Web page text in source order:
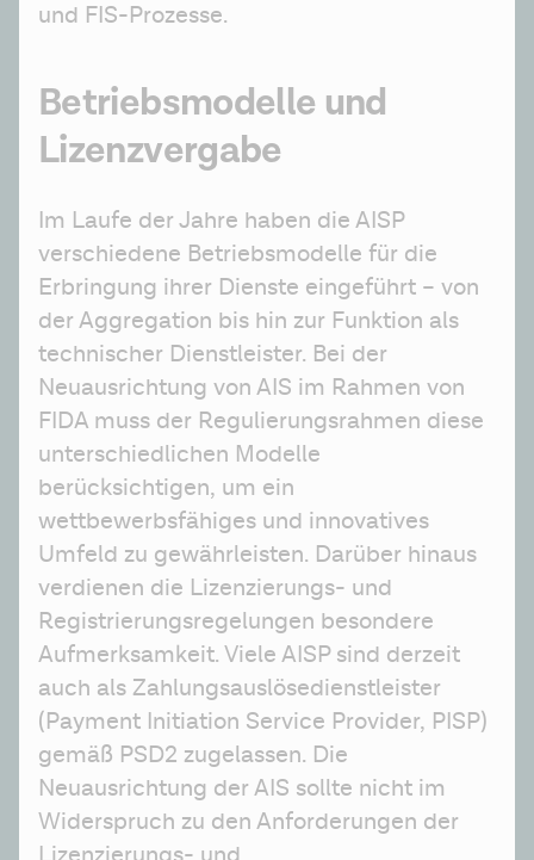
und FIS-Prozesse.
Betriebsmodelle und
Lizenzvergabe
Im Laufe der Jahre haben die AISP
verschiedene Betriebsmodelle für die
Erbringung ihrer Dienste eingeführt – von
der Aggregation bis hin zur Funktion als
technischer Dienstleister. Bei der
Neuausrichtung von AIS im Rahmen von
FIDA muss der Regulierungsrahmen diese
unterschiedlichen Modelle
berücksichtigen, um ein
wettbewerbsfähiges und innovatives
Umfeld zu gewährleisten. Darüber hinaus
verdienen die Lizenzierungs- und
Registrierungsregelungen besondere
Aufmerksamkeit. Viele AISP sind derzeit
auch als Zahlungsauslösedienstleister
(Payment Initiation Service Provider, PISP)
gemäß PSD2 zugelassen. Die
Neuausrichtung der AIS sollte nicht im
Widerspruch zu den Anforderungen der